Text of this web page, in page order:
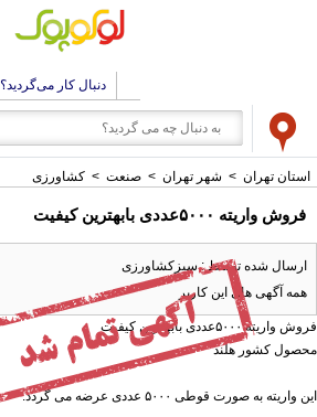
دنبال کار می‌گردید؟
استان تهران > شهر تهران > صنعت > کشاورزی
فروش واریته ۵۰۰۰عددی بابهترین کیفیت
ارسال شده توسط : سبزکشاورزی
همه آگهی های این کاربر
فروش واریته ۵۰۰۰عددی بابهترین کیفیت
محصول کشور هلند
این واریته به صورت قوطی ۵۰۰۰ عددی عرضه می گردد.